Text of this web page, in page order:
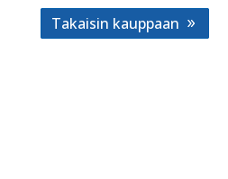
Takaisin kauppaan